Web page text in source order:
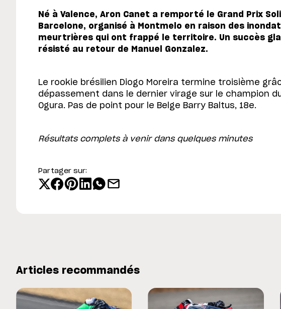
Né à Valence, Aron Canet a remporté le Grand Prix
Barcelone, organisé à Montmelo en raison des
meurtrières qui ont frappé le territoire. Un succès
résisté au retour de Manuel Gonzalez.
Le rookie brésilien Diogo Moreira termine troisième
dépassement dans le dernier virage sur le champion
Ogura. Pas de point pour le Belge Barry Baltus, 18e.
Résultats complets à venir dans quelques minutes
Partager sur:
Articles recommandés